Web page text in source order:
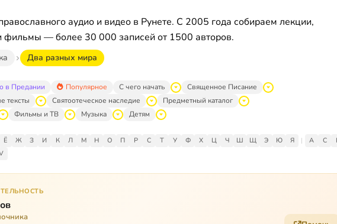
аудио и видео в Рунете. С 2005 года собираем лекции,
фильмы — более 30 000 записей от 1500 авторов.
Два разных мира
в Предании Популярное С чего начать
Священное Писание
тексты
Святоотеческое наследие
Предметный каталог
Фильмы и ТВ Музыка Детям
Ё Ж З И К Л М Н О П Р С Т У Ф Х Ц Ч Ш Щ Э Ю Я | A C